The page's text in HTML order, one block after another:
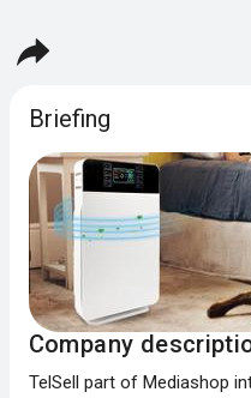
Briefing
Company
TelSell part of Mediashop